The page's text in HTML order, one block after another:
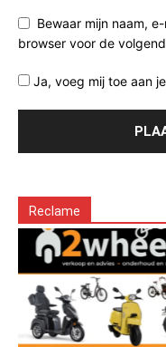
Bewaar mijn naam,
browser voor de
Ja, voeg mij toe aan
Reclame